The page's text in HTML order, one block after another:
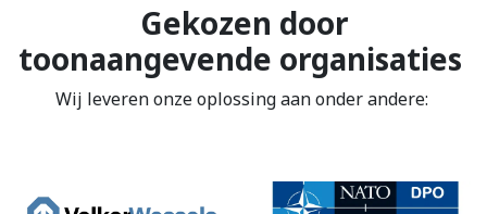
Gekozen door
toonaangevende organisaties
Wij leveren onze oplossing aan onder andere: